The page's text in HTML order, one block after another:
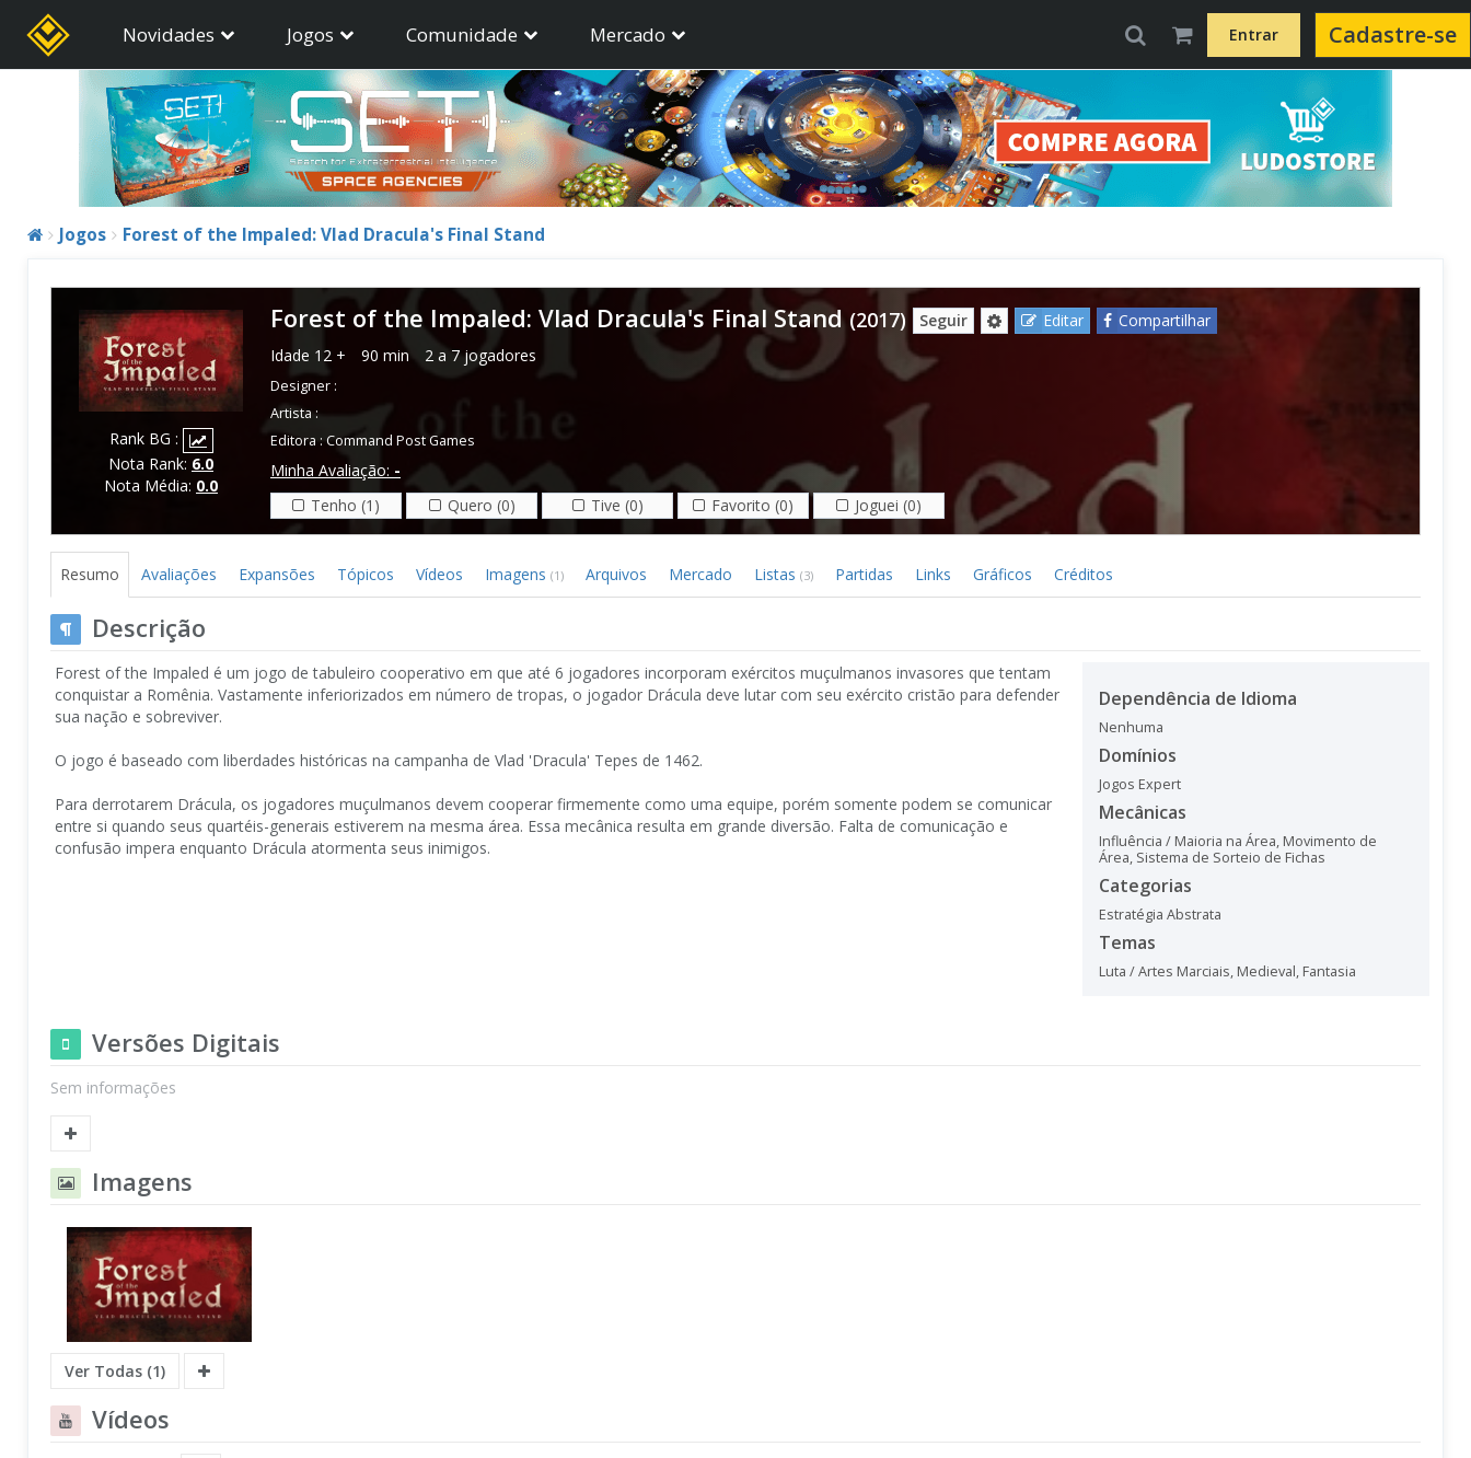
Novidades Jogos Comunidade Mercado Entrar Cadastre-se
Jogos Forest of the Impaled: Vlad Dracula's Final Stand
Rank BG :
Nota Rank: 6.0
Nota Média: 0.0
Forest of the Impaled: Vlad Dracula's Final Stand (2017) Seguir Editar
Compartilhar
Idade 12 + 90 min 2 a 7 jogadores
Designer :
Artista :
Editora :Command Post Games
Minha Avaliação: -
Tenho (1)
Quero (0) Tive (0) Favorito (0) Joguei (0)
Resumo Avaliações Expansões Tópicos Vídeos Imagens (1) Arquivos Mercado Listas (3) Partidas Links Gráficos Créditos
Descrição
Forest of the Impaled é um jogo de tabuleiro cooperativo em que até 6 jogadores incorporam exércitos muçulmanos invasores que tentam
conquistar a Romênia. Vastamente inferiorizados em número de tropas, o jogador Drácula deve lutar com seu exército cristão para defender
sua nação e sobreviver.
O jogo é baseado com liberdades históricas na campanha de Vlad 'Dracula' Tepes de 1462.
Para derrotarem Drácula, os jogadores muçulmanos devem cooperar firmemente como uma equipe, porém somente podem se comunicar
entre si quando seus quartéis-generais estiverem na mesma área. Essa mecânica resulta em grande diversão. Falta de comunicação e
confusão impera enquanto Drácula atormenta seus inimigos.
Dependência de Idioma
Nenhuma
Domínios
Jogos Expert
Mecânicas
Influência / Maioria na Área, Movimento de
Área, Sistema de Sorteio de Fichas
Categorias
Estratégia Abstrata
Temas
Luta / Artes Marciais, Medieval, Fantasia
Versões Digitais
Sem informações
Imagens
Ver Todas (1)
Vídeos